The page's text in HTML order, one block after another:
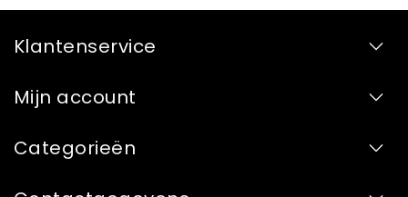
Klantenservice
Mijn account
Categorieën